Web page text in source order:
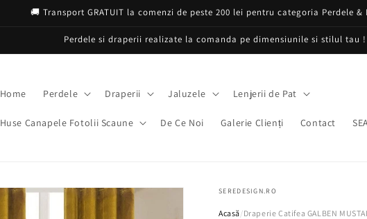
🚚 Transport GRATUIT la comenzi de peste 200 lei pentru categoria Perdele &
Perdele si draperii realizate la comanda pe dimensiunile si stilul tau !
Home Perdele Draperii Jaluzele Lenjerii de Pat
Huse Canapele Fotolii Scaune De Ce Noi Galerie Clienți Contact
SEREDESIGN.RO
Acasă/Draperie Catifea GALBEN